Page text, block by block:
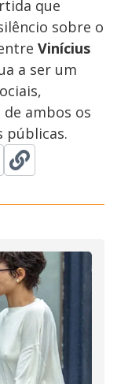
que
sobre o
Vinícius
a ser um
ambos os
públicas.